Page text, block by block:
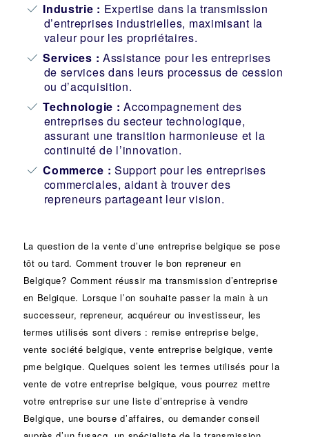
Industrie : Expertise dans la transmission
d’entreprises industrielles, maximisant la
valeur pour les propriétaires.
Services : Assistance pour les entreprises
de services dans leurs processus de cession
ou d’acquisition.
Technologie : Accompagnement des
entreprises du secteur technologique,
assurant une transition harmonieuse et la
continuité de l’innovation.
Commerce : Support pour les entreprises
commerciales, aidant à trouver des
repreneurs partageant leur vision.
La question de la vente d’une entreprise belgique se pose
tôt ou tard. Comment trouver le bon repreneur en
Belgique? Comment réussir ma transmission d’entreprise
en Belgique. Lorsque l’on souhaite passer la main à un
successeur, repreneur, acquéreur ou investisseur, les
termes utilisés sont divers : remise entreprise belge,
vente société belgique, vente entreprise belgique, vente
pme belgique. Quelques soient les termes utilisés pour la
vente de votre entreprise belgique, vous pourrez mettre
votre entreprise sur une liste d’entreprise à vendre
Belgique, unebourse d’affaires, ou demander conseil